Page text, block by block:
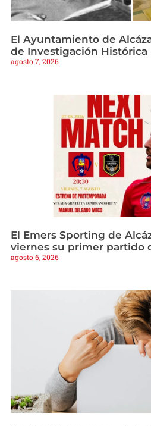
El Ayuntamiento de
de Investigación Histórica
agosto 7, 2026
El Emers Sporting de
viernes su primer partido
agosto 6, 2026